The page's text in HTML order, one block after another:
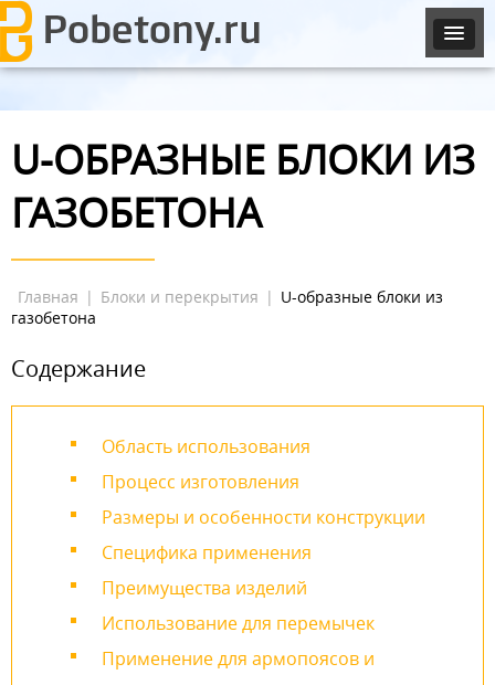
U-ОБРАЗНЫЕ БЛОКИ ИЗ
ГАЗОБЕТОНА
Главная | Блоки и перекрытия | U-образные блоки из
газобетона
Содержание
Область использования
Процесс изготовления
Размеры и особенности конструкции
Специфика применения
Преимущества изделий
Использование для перемычек
Применение для армопоясов и